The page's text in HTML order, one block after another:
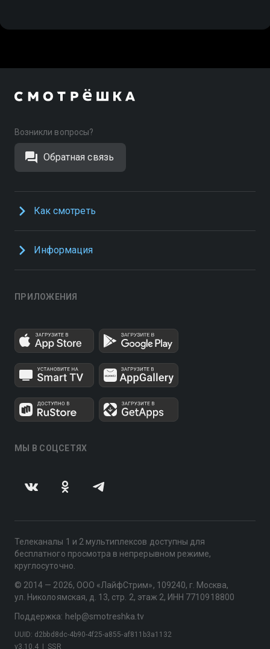
Возникли вопросы?
Обратная связь
Как смотреть
Информация
ПРИЛОЖЕНИЯ
МЫ В СОЦСЕТЯХ
Телеканалы 1 и 2 мультиплексов доступны для
бесплатного просмотра в непрерывном режиме,
круглосуточно.
© 2014 — 2026, ООО «ЛайфСтрим», 109240, г. Москва,
ул. Николоямская, д. 13, стр. 2, этаж 2, ИНН 7710918800
Поддержка: help@smotreshka.tv
v3.10.4 SSR
UUID: d2bbd8dc-4b90-4f25-a855-af811b3a1132